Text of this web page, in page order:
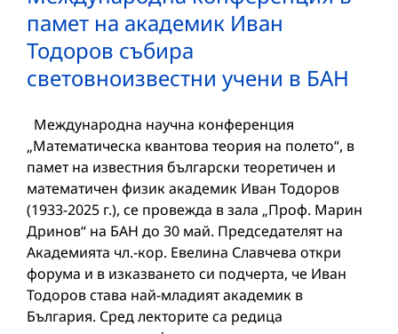
памет на академик Иван
Тодоров събира
световноизвестни учени в БАН
Международна научна конференция
„Математическа квантова теория на полето“, в
памет на известния български теоретичен и
математичен физик академик Иван Тодоров
(1933-2025 г.), се провежда в зала „Проф. Марин
Дринов“ на БАН до 30 май. Председателят на
Академията чл.-кор. Евелина Славчева откри
форума и в изказването си подчерта, че Иван
Тодоров става най-младият академик в
България. Сред лекторите са редица